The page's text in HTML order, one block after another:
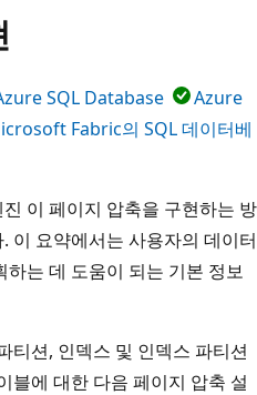
SQL Database
Azure
Fabric의 SQL 데이터베
이 페이지 압축을 구현하는 방
이 요약에서는 사용자의 데이터
는 데 도움이 되는 기본 정보
티션, 인덱스 및 인덱스 파티션
블에 대한 다음 페이지 압축 설